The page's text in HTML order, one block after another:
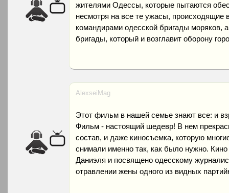
жителями Одессы, которые пытаются
несмотря на все те ужасы, происходящие
командирами одесской бригады моряков,
бригады, который и возглавит оборону
AlexseiMag
Этот фильм в нашей семье знают все: и
Фильм - настоящий шедевр! В нем
состав, и даже киносъемка, которую
снимали именно так, как было нужно.
Даниэля и посвящено одесскому
отравлении жены одного из видных